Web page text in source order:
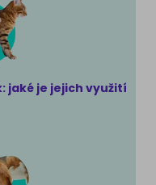
jaké je jejich využití